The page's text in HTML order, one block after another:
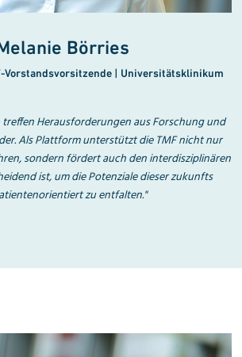
Börries
Vorstandsvorsitzende | Universitätsklinikum
treffen Herausforderungen aus Forschung und
Als Plattform unterstützt die TMF nicht nur
sondern fördert auch den interdisziplinären
ist, um die Potenziale dieser zukunfts
zu entfalten."